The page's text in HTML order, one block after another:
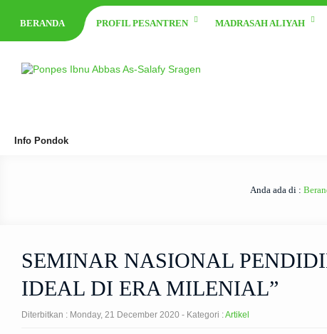
BERANDA PROFIL PESANTREN MADRASAH ALIYAH
Info Pondok
Anda ada di :
SEMINAR NASIONAL
IDEAL DI ERA MILENIAL”
Diterbitkan : Monday, 21 December 2020 - Kategori :Artikel